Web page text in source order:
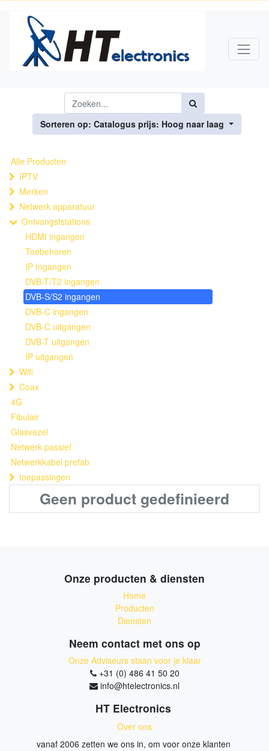
Sorteren op: Catalogus prijs: Hoog naar laag
Alle Producten
IPTV
Merken
Netwerk apparatuur
Ontvangststations
HDMI ingangen
Toebehoren
IP Ingangen
DVB-T/T2 ingangen
DVB-S/S2 ingangen
DVB-C ingangen
DVB-C uitgangen
DVB-T uitgangen
IP uitgangen
Wifi
Coax
4G
Fibulair
Glasvezel
Netwerk passief
Netwerkkabel prefab
toepassingen
Geen product gedefinieerd
Onze producten & diensten
Home
Producten
Diensten
Neem contact met ons op
Onze Adviseurs staan voor je klaar
+31 (0) 486 41 50 20
info@htelectronics.nl
HT Electronics
Over ons
vanaf 2006 zetten we ons in, om voor onze klanten